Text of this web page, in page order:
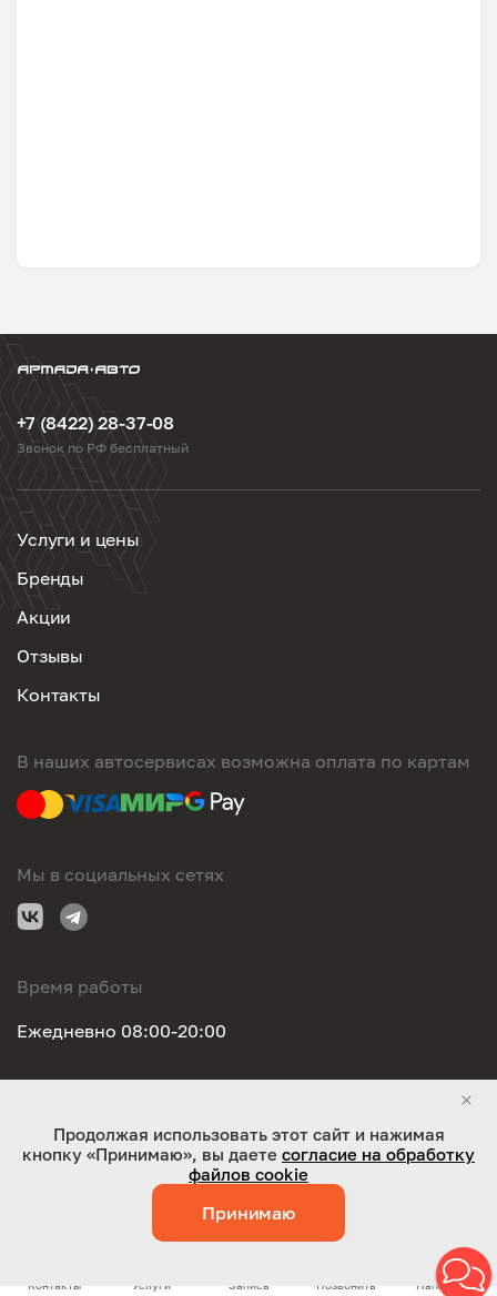
Контакты Услуги Запись Позвонить Написать
+7 (8422) 28-37-08
Звонок по РФ бесплатный
Услуги и цены
Бренды
Акции
Отзывы
Контакты
В наших автосервисах возможна оплата по картам
Мы в социальных сетях
Время работы
Ежедневно 08:00-20:00
ООО "Оригинал-сервис". Все права защищены 2026
Работает на технологиях:Jaky
Продолжая использовать этот сайт и нажимая
кнопку «Принимаю», вы даете согласие на обработку
файлов cookie
Принимаю